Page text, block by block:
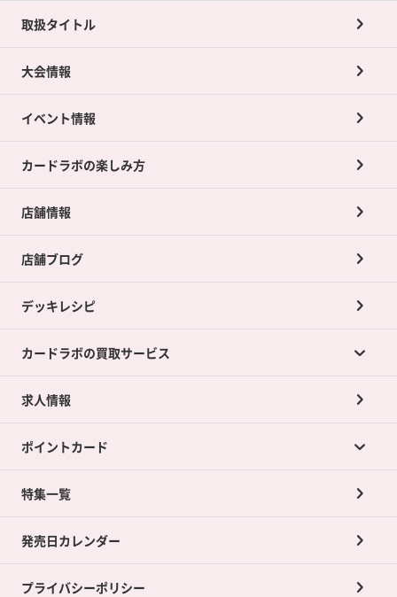
取扱タイトル
大会情報
イベント情報
カードラボの楽しみ方
店舗情報
店舗ブログ
デッキレシピ
カードラボの買取サービス
カードラボの買取サービスTOP
店舗買取について
ネット買取について
買取承諾書について
求人情報
ポイントカード
ポイントカードTOP
ポイント交換景品
特集一覧
発売日カレンダー
プライバシーポリシー